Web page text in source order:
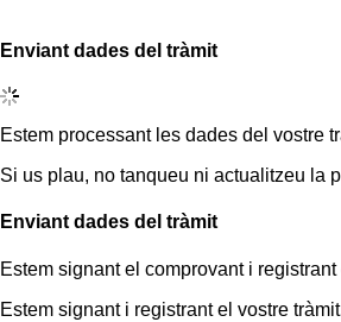
Enviant dades del tràmit
Estem processant les dades del vostre
Si us plau, no tanqueu ni actualitzeu la
Enviant dades del tràmit
Estem signant el comprovant i
Estem signant i registrant el vostre